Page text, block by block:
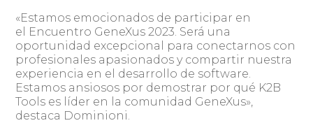
«Estamos emocionados de participar en
el Encuentro GeneXus 2023. Será una
oportunidad excepcional para conectarnos con
profesionales apasionados y compartir nuestra
experiencia en el desarrollo de software.
Estamos ansiosos por demostrar por qué K2B
Tools es líder en la comunidad GeneXus»,
destaca Dominioni.